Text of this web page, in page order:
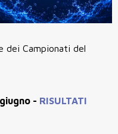
dei Campionati del
- RISULTATI